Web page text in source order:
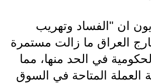
المرحلة الابتدائية
المرحلة المتوسطة
المرحلة الاعدادية
ان "الفساد وتهريب
العراق ما زالت مستمرة
في الحد منها، مما
العملة المتاحة في السوق